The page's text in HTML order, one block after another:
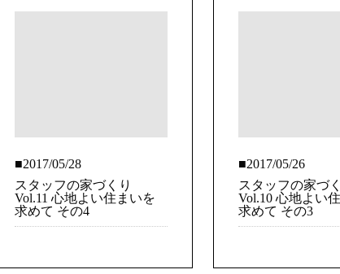
■2017/05/28
スタッフの家づくり
Vol.11 心地よい住まいを
求めて その4
■2017/05/26
スタッフの家づ
Vol.10 心地よい
求めて その3